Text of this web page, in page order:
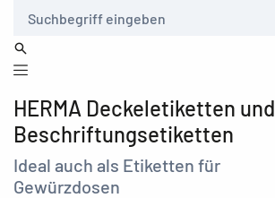
HERMA Deckeletiketten und
Beschriftungsetiketten
Ideal auch als Etiketten für
Gewürzdosen